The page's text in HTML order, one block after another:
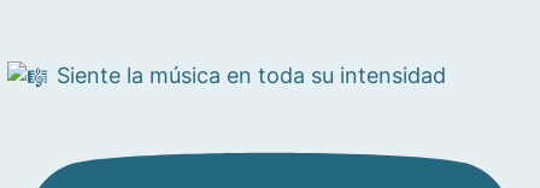
Siente la música en toda su intensidad